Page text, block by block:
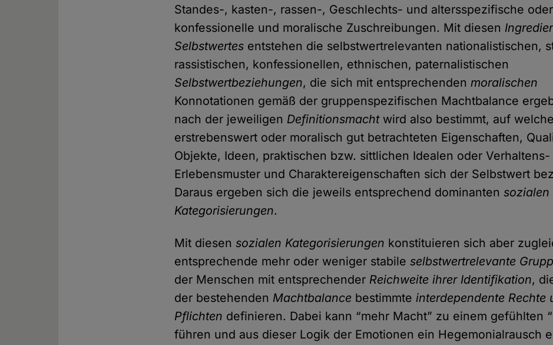
Standes-, kasten-, rassen-, Geschlechts- und altersspezifische
konfessionelle und moralische Zuschreibungen. Mit diesen
Selbstwertes entstehen die selbstwertrelevanten nationalistischen,
rassistischen, konfessionellen, ethnischen, paternalistischen
Selbstwertbeziehungen, die sich mit entsprechendenmoralischen
Konnotationen gemäß der gruppenspezifischen Machtbalance
nach der jeweiligen Definitionsmachtwird also bestimmt, auf welche
erstrebenswert oder moralisch gut betrachteten Eigenschaften,
Objekte, Ideen, praktischen bzw. sittlichen Idealen oder Verhaltens-
Erlebensmuster und Charaktereigenschaften sich der Selbstwert
Daraus ergeben sich die jeweils entsprechend dominantensozialen
Kategorisierungen.
Mit diesensozialen Kategorisierungen konstituieren sich aber
entsprechende mehr oder weniger stabileselbstwertrelevante
der Menschen mit entsprechender Reichweite ihrer Identifikation,
der bestehenden Machtbalance bestimmteinterdependente Rechte
Pflichten definieren. Dabei kann “mehr Macht” zu einem gefühlten
führen und aus dieser Logik der Emotionen ein Hegemonialrausch